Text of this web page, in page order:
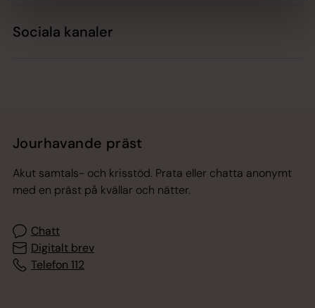
Sociala kanaler
Jourhavande präst
Akut samtals- och krisstöd. Prata eller chatta anonymt
med en präst på kvällar och nätter.
Chatt
Digitalt brev
Telefon 112